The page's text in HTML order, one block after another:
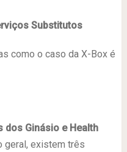
Substitutos
como o caso da X-Box é
dos Ginásio e Health
geral, existem três